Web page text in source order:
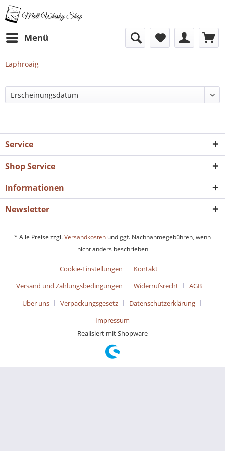
Menü
Laphroaig
Service
Shop Service
Informationen
Newsletter
* Alle Preise zzgl.Versandkosten und ggf. Nachnahmegebühren, wenn
nicht anders beschrieben
Cookie-Einstellungen
Kontakt
Versand und Zahlungsbedingungen
Widerrufsrecht
AGB
Über uns
Verpackungsgesetz
Datenschutzerklärung
Impressum
Realisiert mit Shopware